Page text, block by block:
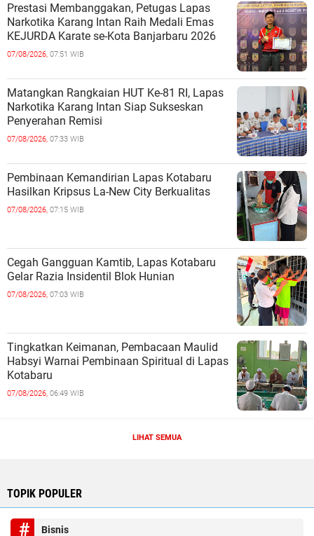
Prestasi Membanggakan, Petugas Lapas
Narkotika Karang Intan Raih Medali Emas
KEJURDA Karate se-Kota Banjarbaru 2026
07/08/2026, 07:51 WIB
Matangkan Rangkaian HUT Ke-81 RI, Lapas
Narkotika Karang Intan Siap Sukseskan
Penyerahan Remisi
07/08/2026, 07:33 WIB
Pembinaan Kemandirian Lapas Kotabaru
Hasilkan Kripsus La-New City Berkualitas
07/08/2026, 07:15 WIB
Cegah Gangguan Kamtib, Lapas Kotabaru
Gelar Razia Insidentil Blok Hunian
07/08/2026, 07:03 WIB
Tingkatkan Keimanan, Pembacaan Maulid
Habsyi Warnai Pembinaan Spiritual di Lapas
Kotabaru
07/08/2026, 06:49 WIB
LIHAT SEMUA
TOPIK POPULER
Bisnis